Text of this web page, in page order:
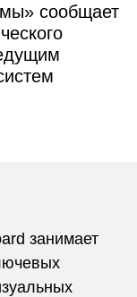
сообщает
занимает